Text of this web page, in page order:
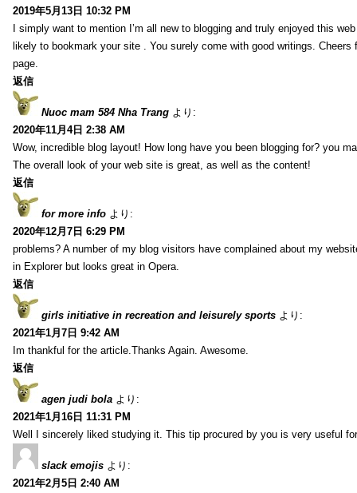
2019年5月13日 10:32 PM
I simply want to mention I’m all new to blogging and truly enjoyed this
likely to bookmark your site . You surely come with good writings. Cheers
page.
返信
Nuoc mam 584 Nha Trang より:
2020年11月4日 2:38 AM
Wow, incredible blog layout! How long have you been blogging for? you
The overall look of your web site is great, as well as the content!
返信
for more info より:
2020年12月7日 6:29 PM
problems? A number of my blog visitors have complained about my
in Explorer but looks great in Opera.
返信
girls initiative in recreation and leisurely sports より:
2021年1月7日 9:42 AM
Im thankful for the article.Thanks Again. Awesome.
返信
agen judi bola より:
2021年1月16日 11:31 PM
Well I sincerely liked studying it. This tip procured by you is very useful
slack emojis より:
2021年2月5日 2:40 AM